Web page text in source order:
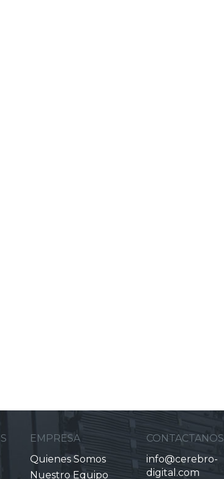
EMPRESA
Quienes Somos
Nuestro Equipo
CONTACTANOS
info@cerebro-
digital.com